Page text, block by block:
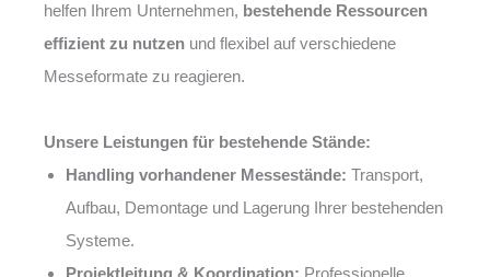
helfen Ihrem Unternehmen, bestehende Ressourcen
effizient zu nutzen und flexibel auf verschiedene
Messeformate zu reagieren.
Unsere Leistungen für bestehende Stände:
Handling vorhandener Messestände: Transport,
Aufbau, Demontage und Lagerung Ihrer bestehenden
Systeme.